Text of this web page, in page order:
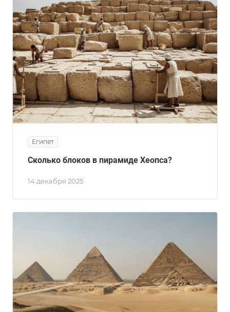
Египет
14 декабря 2025
Сколько блоков в пирамиде Хеопса?